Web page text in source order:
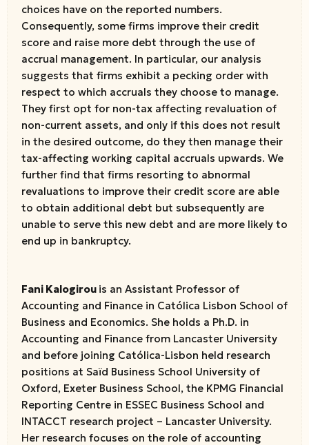
choices have on the reported numbers.
Consequently, some firms improve their credit
score and raise more debt through the use of
accrual management. In particular, our analysis
suggests that firms exhibit a pecking order with
respect to which accruals they choose to manage.
They first opt for non-tax affecting revaluation of
non-current assets, and only if this does not result
in the desired outcome, do they then manage their
tax-affecting working capital accruals upwards. We
further find that firms resorting to abnormal
revaluations to improve their credit score are able
to obtain additional debt but subsequently are
unable to serve this new debt and are more likely to
end up in bankruptcy.
Fani Kalogirou is an Assistant Professor of
Accounting and Finance in Católica Lisbon School of
Business and Economics. She holds a Ph.D. in
Accounting and Finance from Lancaster University
and before joining Católica-Lisbon held research
positions at Saïd Business School University of
Oxford, Exeter Business School, the KPMG Financial
Reporting Centre in ESSEC Business School and
INTACCT research project – Lancaster University.
Her research focuses on the role of accounting